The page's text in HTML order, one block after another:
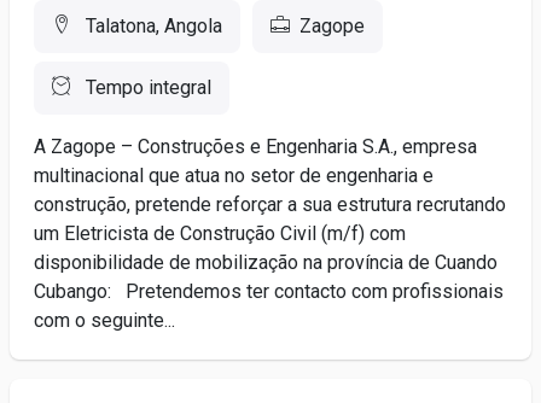
Talatona, Angola Zagope
Tempo integral
A Zagope – Construções e Engenharia S.A., empresa
multinacional que atua no setor de engenharia e
construção, pretende reforçar a sua estrutura recrutando
um Eletricista de Construção Civil (m/f) com
disponibilidade de mobilização na província de Cuando
Cubango: Pretendemos ter contacto com profissionais
com o seguinte...